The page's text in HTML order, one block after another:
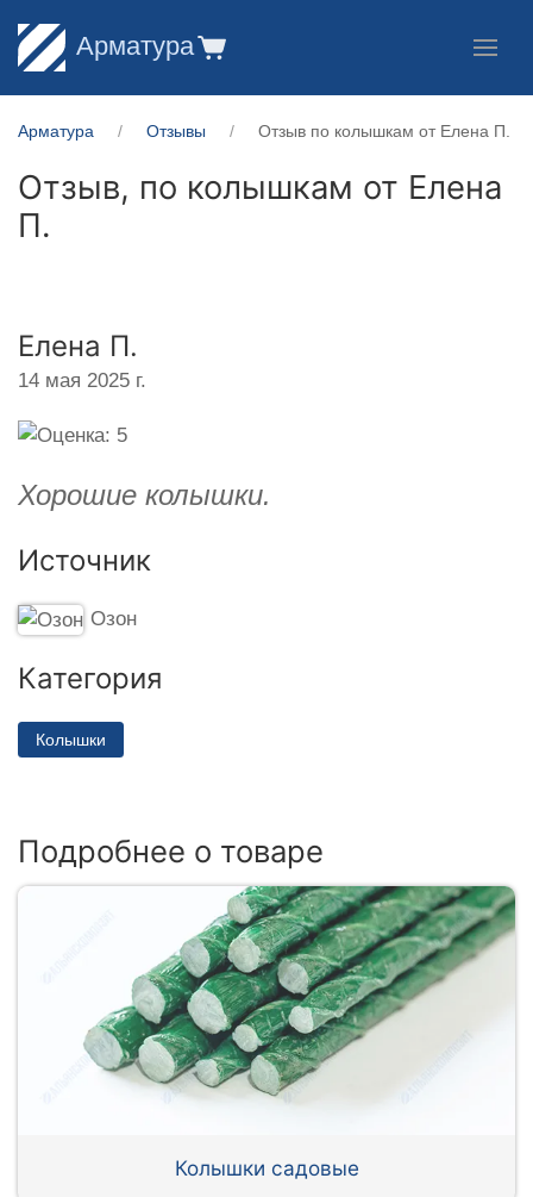
Арматура
Арматура Отзывы Отзыв по колышкам от Елена П.
Отзыв, по колышкам от Елена
П.
Елена П.
14 мая 2025 г.
Хорошие колышки.
Источник
Озон
Категория
Колышки
Подробнее о товаре
Колышки садовые